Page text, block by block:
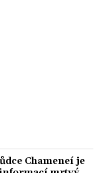
Chameneí je